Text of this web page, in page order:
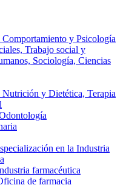
Comportamiento y Psicología
Trabajo social y
Sociología, Ciencias
Nutrición y Dietética, Terapia
en la Industria
farmacéutica
de farmacia